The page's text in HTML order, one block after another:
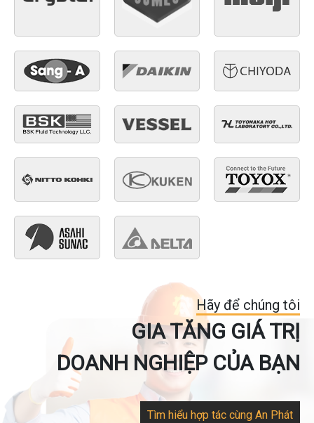
Hãy để chúng tôi
GIA TĂNG GIÁ TRỊ
DOANH NGHIỆP CỦA BẠN
Tìm hiểu hợp tác cùng An Phát